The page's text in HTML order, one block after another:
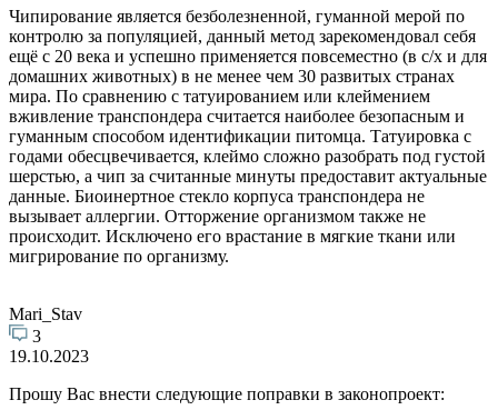
Чипирование является безболезненной, гуманной мерой по
контролю за популяцией, данный метод зарекомендовал себя
ещё с 20 века и успешно применяется повсеместно (в с/х и для
домашних животных) в не менее чем 30 развитых странах
мира. По сравнению с татуированием или клеймением
вживление транспондера считается наиболее безопасным и
гуманным способом идентификации питомца. Татуировка с
годами обесцвечивается, клеймо сложно разобрать под густой
шерстью, а чип за считанные минуты предоставит актуальные
данные. Биоинертное стекло корпуса транспондера не
вызывает аллергии. Отторжение организмом также не
происходит. Исключено его врастание в мягкие ткани или
мигрирование по организму.
Mari_Stav
3
19.10.2023
Прошу Вас внести следующие поправки в законопроект: